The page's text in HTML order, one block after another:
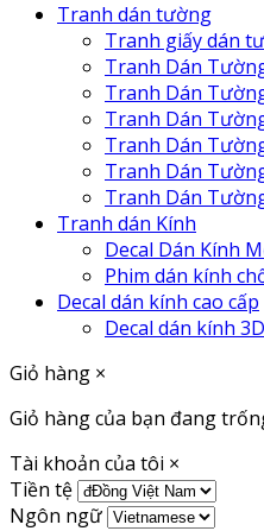
Tranh dán tường
Tranh giấy dán
Tranh Dán
Tranh Dán
Tranh Dán
Tranh Dán
Tranh Dán
Tranh Dán
Tranh dán Kính
Decal Dán Kính
Phim dán kính
Decal dán kính cao cấp
Decal dán kính
Giỏ hàng ×
Giỏ hàng của bạn đang
Tài khoản của tôi ×
Tiền tệ
Ngôn ngữ